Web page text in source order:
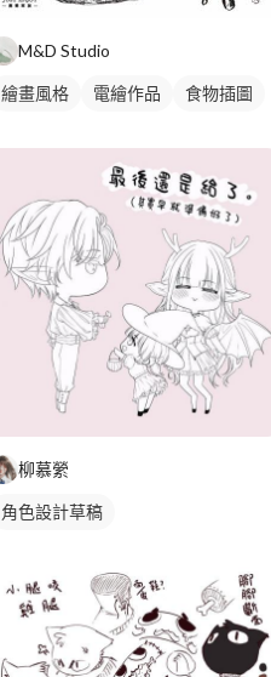
M&D Studio
繪畫風格 電繪作品 食物插圖
柳慕縈
角色設計草稿